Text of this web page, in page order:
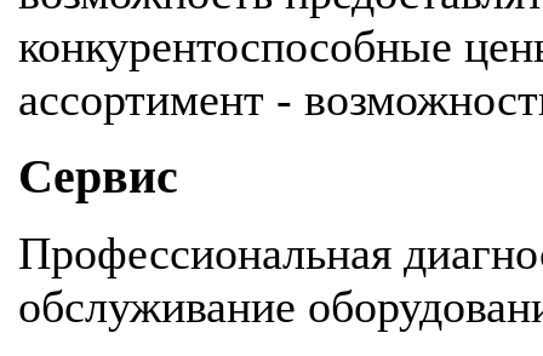
конкурентоспособные
ассортимент -
Сервис
Профессиональная
обслуживание